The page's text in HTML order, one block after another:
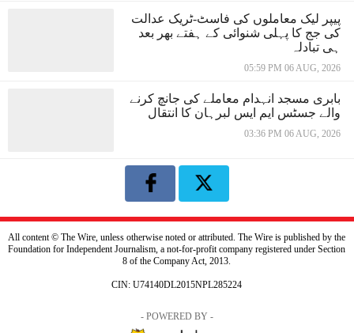
پیپر لیک معاملوں کی فاسٹ-ٹریک عدالت
کی جج کا پہلی شنوائی کے ہفتے بھر بعد
ہی تبادلہ
05:59 PM 06 AUG, 2026
بابری مسجد انہدام معاملے کی جانچ کرنے
والے جسٹس ایم ایس لبرہان کا انتقال
03:36 PM 06 AUG, 2026
All content © The Wire, unless otherwise noted or attributed. The Wire is published by the
Foundation for Independent Journalism, a not-for-profit company registered under Section
8 of the Company Act, 2013.
CIN: U74140DL2015NPL285224
- POWERED BY -